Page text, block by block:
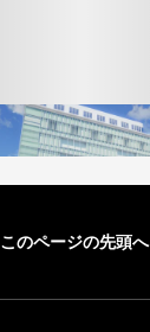
このページの先頭へ